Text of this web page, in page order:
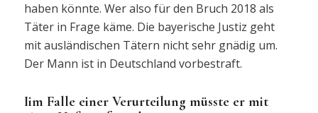
haben könnte. Wer also für den Bruch 2018 als
Täter in Frage käme. Die bayerische Justiz geht
mit ausländischen Tätern nicht sehr gnädig um.
Der Mann ist in Deutschland vorbestraft.
Iim Falle einer Verurteilung müsste er mit